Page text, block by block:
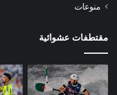
منوعات
مقتطفات عشوائية